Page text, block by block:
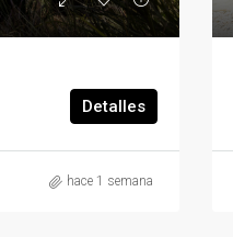
Detalles
hace 1 semana